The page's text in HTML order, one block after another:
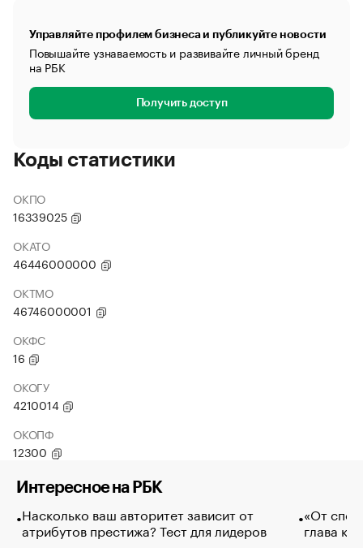
Управляйте профилем бизнеса и публикуйте новости
Повышайте узнаваемость и развивайте личный бренд
на РБК
Получить доступ
Коды статистики
ОКПО
16339025
ОКАТО
46446000000
ОКТМО
46746000001
ОКФС
16
ОКОГУ
4210014
ОКОПФ
12300
Интересное на РБК
Насколько ваш авторитет зависит от
атрибутов престижа? Тест для лидеров
«От
глава